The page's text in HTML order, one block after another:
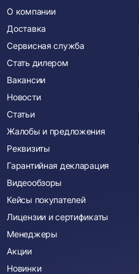
О компании
Доставка
Сервисная служба
Стать дилером
Вакансии
Новости
Статьи
Жалобы и предложения
Реквизиты
Гарантийная декларация
Видеообзоры
Кейсы покупателей
Лицензии и сертификаты
Менеджеры
Акции
Новинки